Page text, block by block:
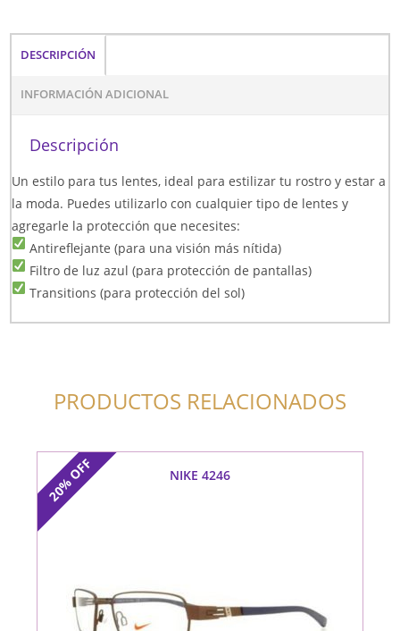
DESCRIPCIÓN
INFORMACIÓN ADICIONAL
Descripción
Un estilo para tus lentes, ideal para estilizar tu rostro y estar a
la moda. Puedes utilizarlo con cualquier tipo de lentes y
agregarle la protección que necesites:
Antireflejante (para una visión más nítida)
Filtro de luz azul (para protección de pantallas)
Transitions (para protección del sol)
PRODUCTOS RELACIONADOS
20%
OFF NIKE 4246